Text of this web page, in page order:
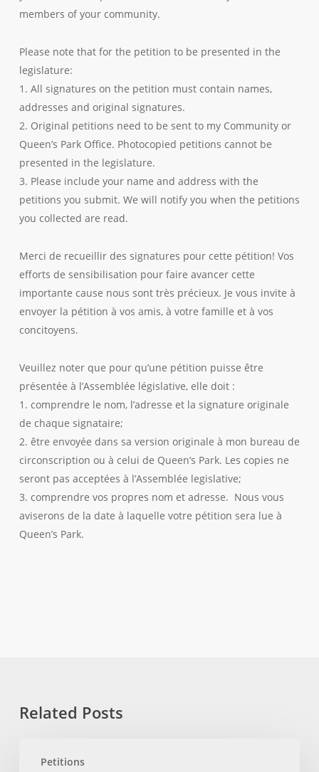
members of your community.
Please note that for the petition to be presented in the
legislature:
1. All signatures on the petition must contain names,
addresses and original signatures.
2. Original petitions need to be sent to my Community or
Queen’s Park Office. Photocopied petitions cannot be
presented in the legislature.
3. Please include your name and address with the
petitions you submit. We will notify you when the petitions
you collected are read.
Merci de recueillir des signatures pour cette pétition! Vos
efforts de sensibilisation pour faire avancer cette
importante cause nous sont très précieux. Je vous invite à
envoyer la pétition à vos amis, à votre famille et à vos
concitoyens.
Veuillez noter que pour qu’une pétition puisse être
présentée à l’Assemblée législative, elle doit :
1. comprendre le nom, l’adresse et la signature originale
de chaque signataire;
2. être envoyée dans sa version originale à mon bureau de
circonscription ou à celui de Queen’s Park. Les copies ne
seront pas acceptées à l’Assemblée legislative;
3. comprendre vos propres nom et adresse. Nous vous
aviserons de la date à laquelle votre pétition sera lue à
Queen’s Park.
Related Posts
Petitions